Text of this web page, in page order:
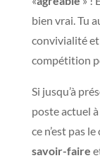
bien vrai. Tu
convivialité et
compétition
Si jusqu’à
poste actuel
ce n’est pas
savoir-faire